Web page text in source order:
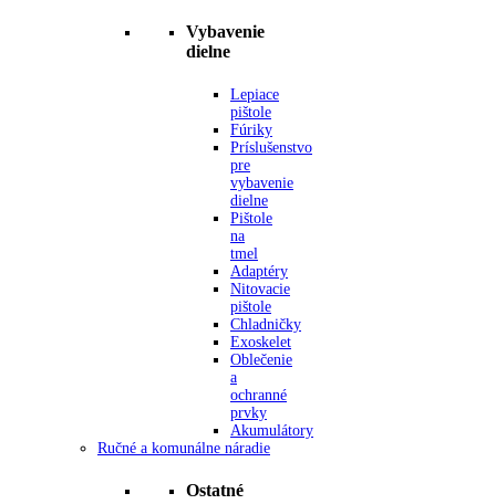
Vybavenie
dielne
Lepiace
pištole
Fúriky
Príslušenstvo
pre
vybavenie
dielne
Pištole
na
tmel
Adaptéry
Nitovacie
pištole
Chladničky
Exoskelet
Oblečenie
a
ochranné
prvky
Akumulátory
Ručné a komunálne náradie
Ostatné